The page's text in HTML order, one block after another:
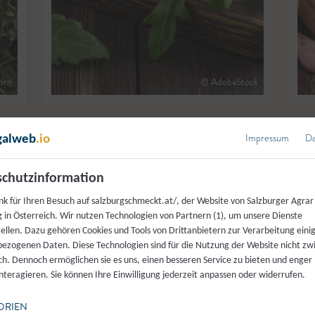
© AdobeStock
am besten
regionale Mehrwert. Heimische Salate wie Häuptelsalat,
.io Impressum
für Ihren Besuch auf salzburgschmeckt.at/, der Website von Salzburger Agrar
in Österreich. Wir nutzen Technologien von Partnern (1), um unsere Dienste
Dazu gehören Cookies und Tools von Drittanbietern zur Verarbeitung
Daten. Diese Technologien sind für die Nutzung der Website nicht
Dennoch ermöglichen sie es uns, einen besseren Service zu bieten und
Sie können Ihre Einwilligung jederzeit anpassen oder widerrufen.